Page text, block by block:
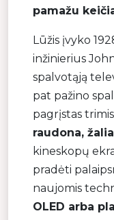
pamažu
Lūžis įvyko
inžinierius
spalvotąją
pat pažino
pagrįstas
raudona,
kineskopų
pradėti
naujomis
OLED arba